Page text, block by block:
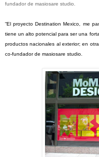
fundador de masiosare studio.
“El proyecto Destination Mexico, me
tiene un alto potencial para ser una
productos nacionales al exterior; en
co-fundador de masiosare studio.